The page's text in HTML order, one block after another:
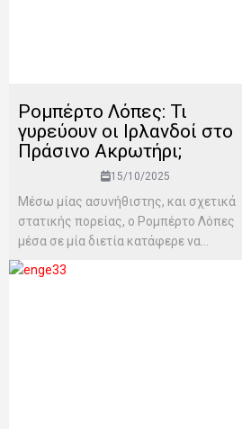
Ρομπέρτο Λόπες: Τι
γυρεύουν οι Ιρλανδοί στο
Πράσινο Ακρωτήρι;
15/10/2025
Μέσω μίας ασυνήθιστης, και σχετικά
στατικής πορείας, ο Ρομπέρτο Λόπες
μέσα σε μία διετία κατάφερε να...